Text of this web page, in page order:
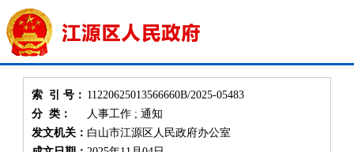
索 引 号： 11220625013566660B/2025-05483
分 类：
人事工作 ; 通知
发文机关： 白山市江源区人民政府办公室